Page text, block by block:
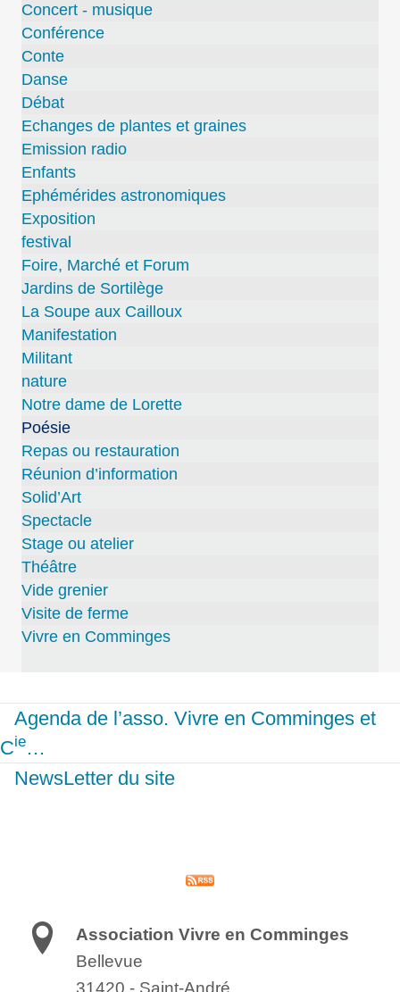
Concert - musique
Conférence
Conte
Danse
Débat
Echanges de plantes et graines
Emission radio
Enfants
Ephémérides astronomiques
Exposition
festival
Foire, Marché et Forum
Jardins de Sortilège
La Soupe aux Cailloux
Manifestation
Militant
nature
Notre dame de Lorette
Poésie
Repas ou restauration
Réunion d’information
Solid’Art
Spectacle
Stage ou atelier
Théâtre
Vide grenier
Visite de ferme
Vivre en Comminges
Agenda de l’asso. Vivre en Comminges et
Cie…
NewsLetter du site
Association Vivre en Comminges
Bellevue
31420 - Saint-André